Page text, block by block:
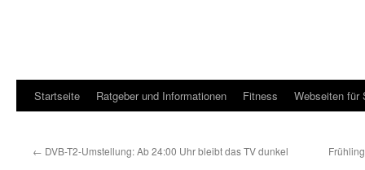
Startseite Ratgeber und Informationen Fitness Webseiten für
← DVB-T2-Umstellung: Ab 24:00 Uhr bleibt das TV dunkel